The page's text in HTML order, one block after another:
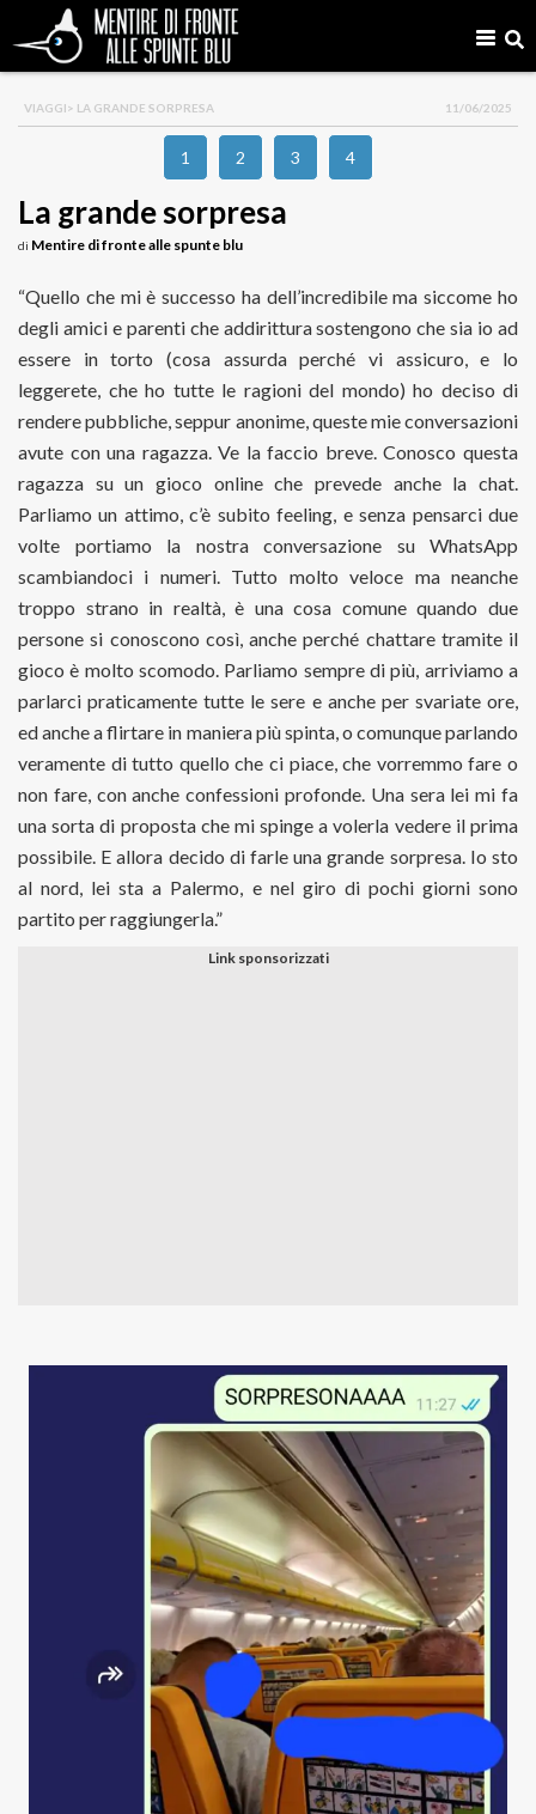
VIAGGI> LA GRANDE SORPRESA 11/06/2025
1 2 3 4
La grande sorpresa
di Mentire di fronte alle spunte blu
“Quello che mi è successo ha dell’incredibile ma siccome ho
degli amici e parenti che addirittura sostengono che sia io ad
essere in torto (cosa assurda perché vi assicuro, e lo
leggerete, che ho tutte le ragioni del mondo) ho deciso di
rendere pubbliche, seppur anonime, queste mie conversazioni
avute con una ragazza. Ve la faccio breve. Conosco questa
ragazza su un gioco online che prevede anche la chat.
Parliamo un attimo, c’è subito feeling, e senza pensarci due
volte portiamo la nostra conversazione su WhatsApp
scambiandoci i numeri. Tutto molto veloce ma neanche
troppo strano in realtà, è una cosa comune quando due
persone si conoscono così, anche perché chattare tramite il
gioco è molto scomodo. Parliamo sempre di più, arriviamo a
parlarci praticamente tutte le sere e anche per svariate ore,
ed anche a flirtare in maniera più spinta, o comunque parlando
veramente di tutto quello che ci piace, che vorremmo fare o
non fare, con anche confessioni profonde. Una sera lei mi fa
una sorta di proposta che mi spinge a volerla vedere il prima
possibile. E allora decido di farle una grande sorpresa. Io sto
al nord, lei sta a Palermo, e nel giro di pochi giorni sono
partito per raggiungerla.”